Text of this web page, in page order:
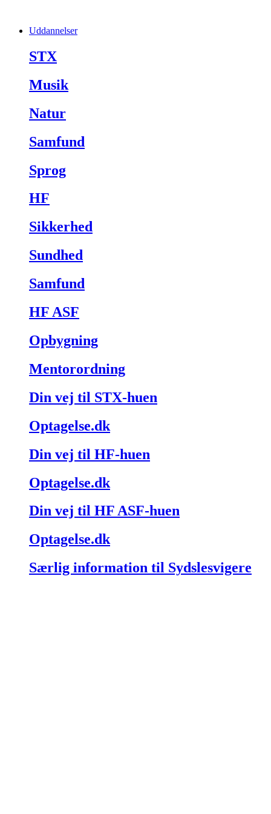
Uddannelser
STX
Musik
Natur
Samfund
Sprog
HF
Sikkerhed
Sundhed
Samfund
HF ASF
Opbygning
Mentorordning
Din vej til STX-huen
Optagelse.dk
Din vej til HF-huen
Optagelse.dk
Din vej til HF ASF-huen
Optagelse.dk
Særlig information til Sydslesvigere